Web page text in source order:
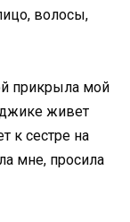
волосы,
прикрыла мой
живет
к сестре на
мне, просила